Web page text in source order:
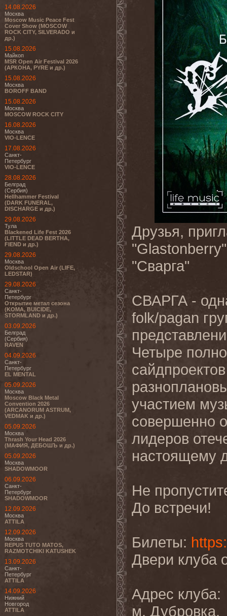
14.08.2026
Москва
Moscow Music Peace Fest
Cover Show (MOSCOW
ROCK CITY, SILVERADO и
др.)
15.08.2026
Майкоп
MSR Open Air Festival 2026
(АРКОНА, PYRE и др.)
15.08.2026
Москва
BOROFF BAND
15.08.2026
Москва
MOSCOW ROCK CITY
16.08.2026
Москва
VIO-LENCE
17.08.2026
Санкт-
Петербург
VIO-LENCE
28.08.2026
Белград
(Сербия)
Hellhammer Festival
(DARK FUNERAL,
DISCHARGE и др.)
29.08.2026
Тула
Blackened Life Fest 2026
(LITTLE DEAD BERTHA,
FIEND и др.)
29.08.2026
Москва
Oldschool Open Air (LIFE,
LEDSTAR)
29.08.2026
Санкт-
Петербург
Открытие метал сезона
(KOMA, BUICIDE,
STORMLAND и др.)
03.09.2026
Белград
(Сербия)
RAVEN
04.09.2026
Санкт-
Петербург
EL MENTAL
05.09.2026
Москва
Moscow Black Metal
Convention 2026
(ARCANORUM ASTRUM,
VEDMAK и др.)
05.09.2026
Москва
Thrash Your Head 2026
(МАФИЯ, ДЕБОШЪ и др.)
05.09.2026
Москва
SHADOWMOOR
06.09.2026
Санкт-
Петербург
SHADOWMOOR
12.09.2026
Москва
ATTILA
12.09.2026
Москва
REPUS TUTO MATOS,
RAZMOTCHIKI KATUSHEK
13.09.2026
Санкт-
Петербург
ATTILA
14.09.2026
Нижний
Новгород
ATTILA
Друзья,
"Сварга"
СВАРГА -
folk/pagan
Четыре
участием
совершенно
лидеров
настоящему
Не
До встречи!
Билеты:
Двери клуба
Адрес клуба:
м. Дубровка,